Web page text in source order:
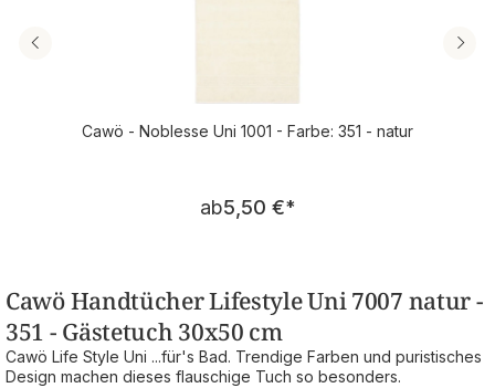
Cawö - Noblesse Uni 1001 - Farbe: 351 - natur
Regulärer Preis:
ab5,50 €*
Cawö Handtücher Lifestyle Uni 7007 natur -
351 - Gästetuch 30x50 cm
Cawö Life Style Uni ...für's Bad. Trendige Farben und puristisches
Design machen dieses flauschige Tuch so besonders.